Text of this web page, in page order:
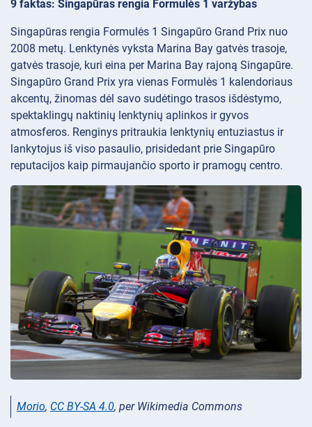
9 faktas: Singapūras rengia Formulės 1 varžybas
Singapūras rengia Formulės 1 Singapūro Grand Prix nuo
2008 metų. Lenktynės vyksta Marina Bay gatvės trasoje,
gatvės trasoje, kuri eina per Marina Bay rajoną Singapūre.
Singapūro Grand Prix yra vienas Formulės 1 kalendoriaus
akcentų, žinomas dėl savo sudėtingo trasos išdėstymo,
spektaklingų naktinių lenktynių aplinkos ir gyvos
atmosferos. Renginys pritraukia lenktynių entuziastus ir
lankytojus iš viso pasaulio, prisidedant prie Singapūro
reputacijos kaip pirmaujančio sporto ir pramogų centro.
Morio, CC BY-SA 4.0, per Wikimedia Commons